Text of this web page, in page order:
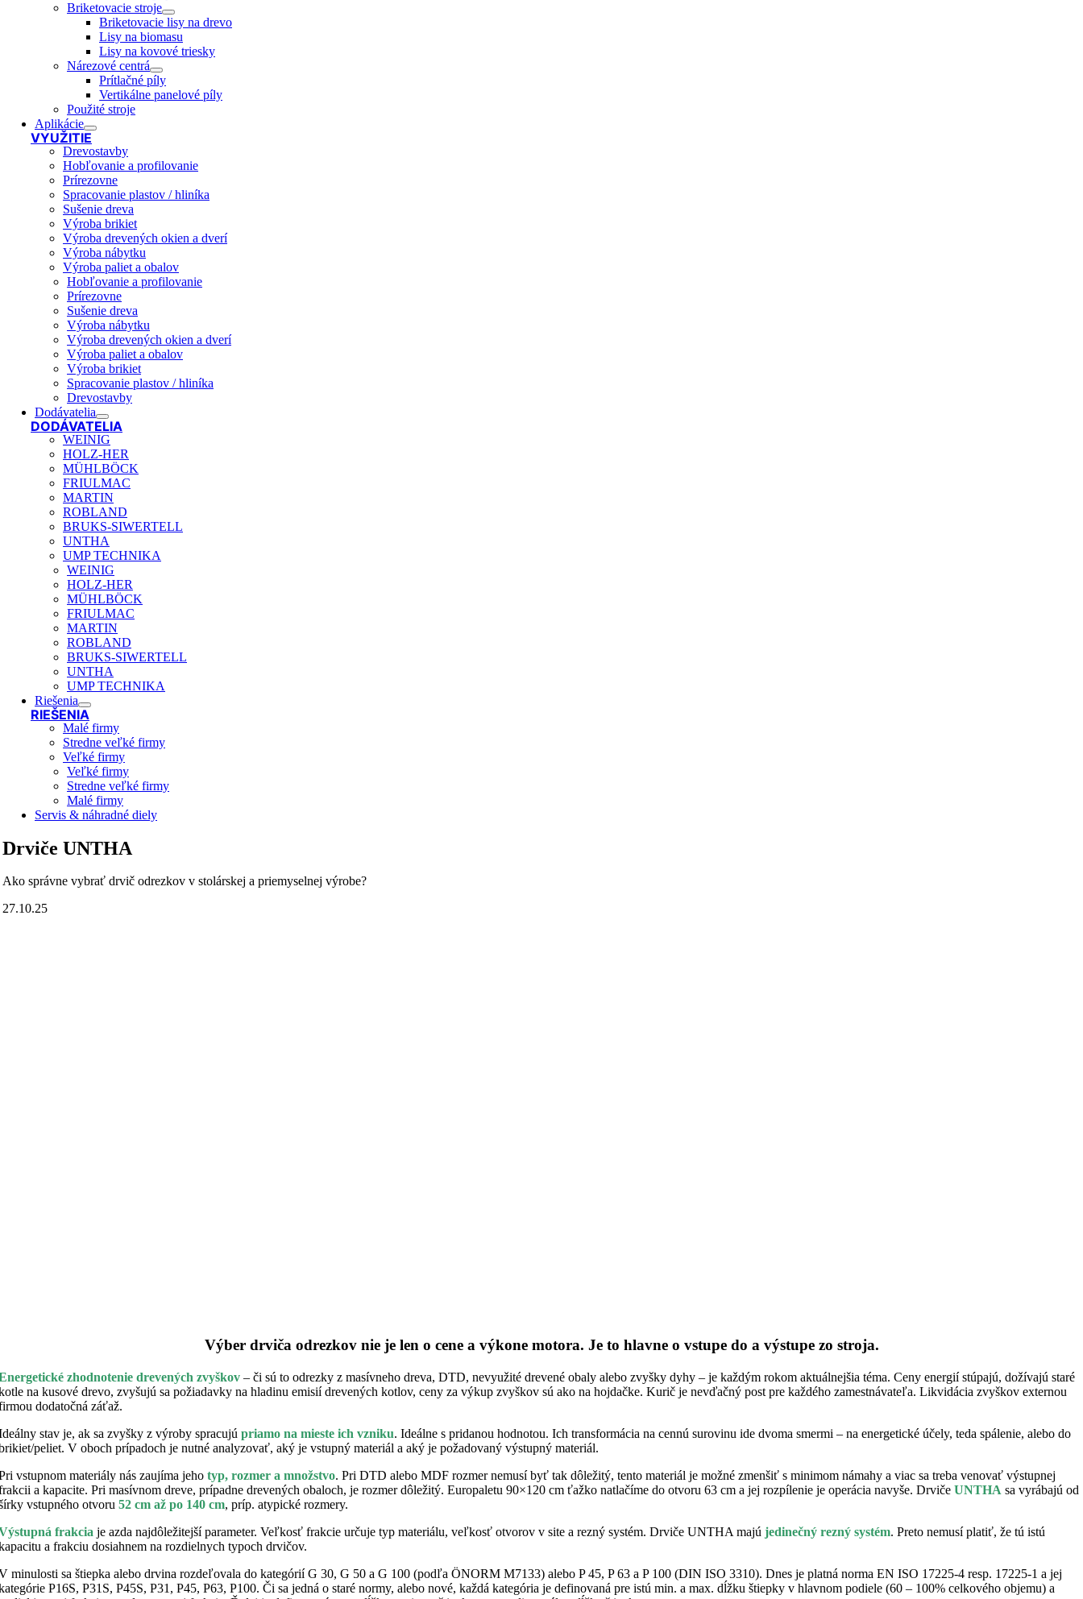
Briketovacie stroje
Briketovacie lisy na drevo
Lisy na biomasu
Lisy na kovové triesky
Nárezové centrá
Prítlačné píly
Vertikálne panelové píly
Použité stroje
Aplikácie
VYUŽITIE
Drevostavby
Hobľovanie a profilovanie
Prírezovne
Spracovanie plastov / hliníka
Sušenie dreva
Výroba brikiet
Výroba drevených okien a dverí
Výroba nábytku
Výroba paliet a obalov
Hobľovanie a profilovanie
Prírezovne
Sušenie dreva
Výroba nábytku
Výroba drevených okien a dverí
Výroba paliet a obalov
Výroba brikiet
Spracovanie plastov / hliníka
Drevostavby
Dodávatelia
DODÁVATELIA
WEINIG
HOLZ-HER
MÜHLBÖCK
FRIULMAC
MARTIN
ROBLAND
BRUKS-SIWERTELL
UNTHA
UMP TECHNIKA
WEINIG
HOLZ-HER
MÜHLBÖCK
FRIULMAC
MARTIN
ROBLAND
BRUKS-SIWERTELL
UNTHA
UMP TECHNIKA
Riešenia
RIEŠENIA
Malé firmy
Stredne veľké firmy
Veľké firmy
Veľké firmy
Stredne veľké firmy
Malé firmy
Servis & náhradné diely
Drviče UNTHA
Ako správne vybrať drvič odrezkov v stolárskej a priemyselnej výrobe?
27.10.25
Výberdrviča odrezkov nie je len o cene a výkone motora. Je to hlavne o vstupe do a výstupe zo stroja.
zhodnotenie drevených zvyškov – či sú to odrezky z masívneho dreva, DTD, nevyužité drevené obaly alebo zvyšky dyhy – je každým rokom aktuálnejšia téma. Ceny energií stúpajú, dožívajú staré
na kusové drevo, zvyšujú sa požiadavky na hladinu emisií drevených kotlov, ceny za výkup zvyškov sú ako na hojdačke. Kurič je nevďačný post pre každého zamestnávateľa. Likvidácia zvyškov externou
dodatočná záťaž.
stav je, ak sa zvyšky z výroby spracujú priamo na mieste ich vzniku. Ideálne s pridanou hodnotou. Ich transformácia na cennú surovinu ide dvoma smermi – na energetické účely, teda spálenie, alebo do
peliet. V oboch prípadoch je nutné analyzovať, aký je vstupný materiál a aký je požadovaný výstupný materiál.
vstupnom materiály nás zaujíma jeho typ, rozmer a množstvo. Pri DTD alebo MDF rozmer nemusí byť tak dôležitý, tento materiál je možné zmenšiť s minimom námahy a viac sa treba venovať výstupnej
a kapacite. Pri masívnom dreve, prípadne drevených obaloch, je rozmer dôležitý. Europaletu 90×120 cm ťažko natlačíme do otvoru 63 cm a jej rozpílenie je operácia navyše. Drviče UNTHA sa vyrábajú od
vstupného otvoru 52 cm až po 140 cm, príp. atypické rozmery.
frakcia je azda najdôležitejší parameter. Veľkosť frakcie určuje typ materiálu, veľkosť otvorov v site a rezný systém. Drviče UNTHA majú jedinečný rezný systém. Preto nemusí platiť, že tú istú
a frakciu dosiahnem na rozdielnych typoch drvičov.
minulosti sa štiepka alebo drvina rozdeľovala do kategórií G 30, G 50 a G 100 (podľa ÖNORM M7133) alebo P 45, P 63 a P 100 (DIN ISO 3310). Dnes je platná norma EN ISO 17225-4 resp. 17225-1 a jej
P16S, P31S, P45S, P31, P45, P63, P100. Či sa jedná o staré normy, alebo nové, každá kategória je definovaná pre istú min. a max. dĺžku štiepky v hlavnom podiele (60 – 100% celkového objemu) a